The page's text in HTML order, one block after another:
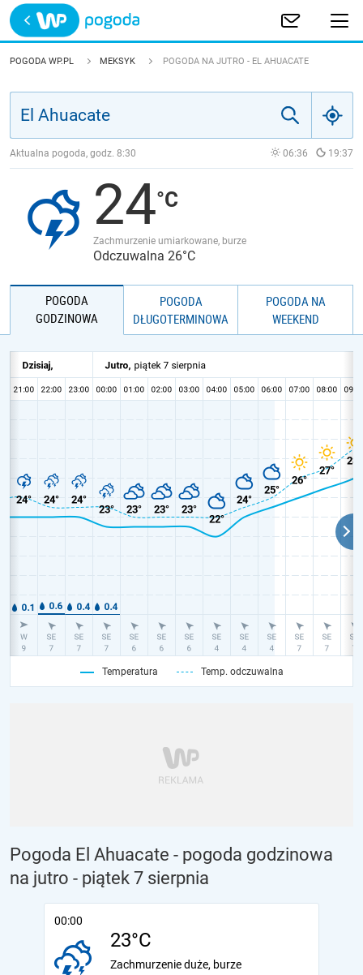
Trwa ładowanie
POLSKA
JAKOŚĆ POWIETRZA
POGODA WP.PL MEKSYK POGODA NA JUTRO - EL AHUACATE
Aktualna pogoda, godz. 8:30 06:36 19:37
24
Zachmurzenie umiarkowane, burze
Odczuwalna 26°C
POGODA
GODZINOWA
POGODA
DŁUGOTERMINOWA
POGODA NA
WEEKEND
Temperatura Temp. odczuwalna
Pogoda El Ahuacate - pogoda godzinowa
na jutro - piątek 7 sierpnia
00:00
23°C
Zachmurzenie duże, burze